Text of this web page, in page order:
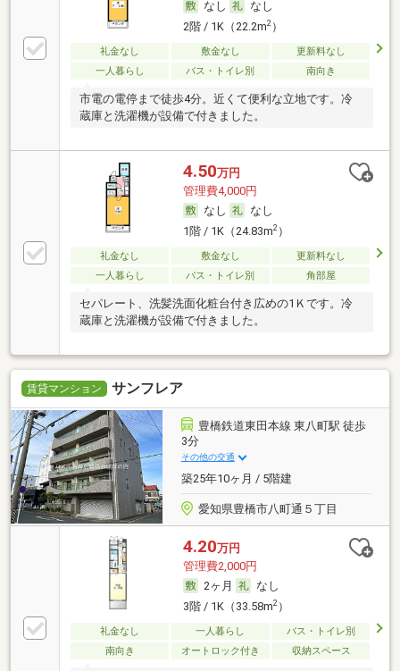
なし
なし
2階 / 1K（22.2m2）
礼金なし 敷金なし
更新料なし
一人暮らし
バス・トイレ別 南向き
市電の電停まで徒歩4分。近くて便利な立地です。冷
蔵庫と洗濯機が設備で付きました。
4.50万円
管理費4,000円
なし
なし
1階 / 1K（24.83m2）
礼金なし 敷金なし
更新料なし
一人暮らし
バス・トイレ別 角部屋
セパレート、洗髪洗面化粧台付き広めの1Ｋです。冷
蔵庫と洗濯機が設備で付きました。
賃貸マンション サンフレア
豊橋鉄道東田本線 東八町駅 徒歩
3分
その他の交通
築25年10ヶ月 / 5階建
愛知県豊橋市八町通５丁目
4.20万円
管理費2,000円
2ヶ月
なし
3階 / 1K（33.58m2）
礼金なし 一人暮らし
バス・トイレ別
南向き
オートロック付き 収納スペース